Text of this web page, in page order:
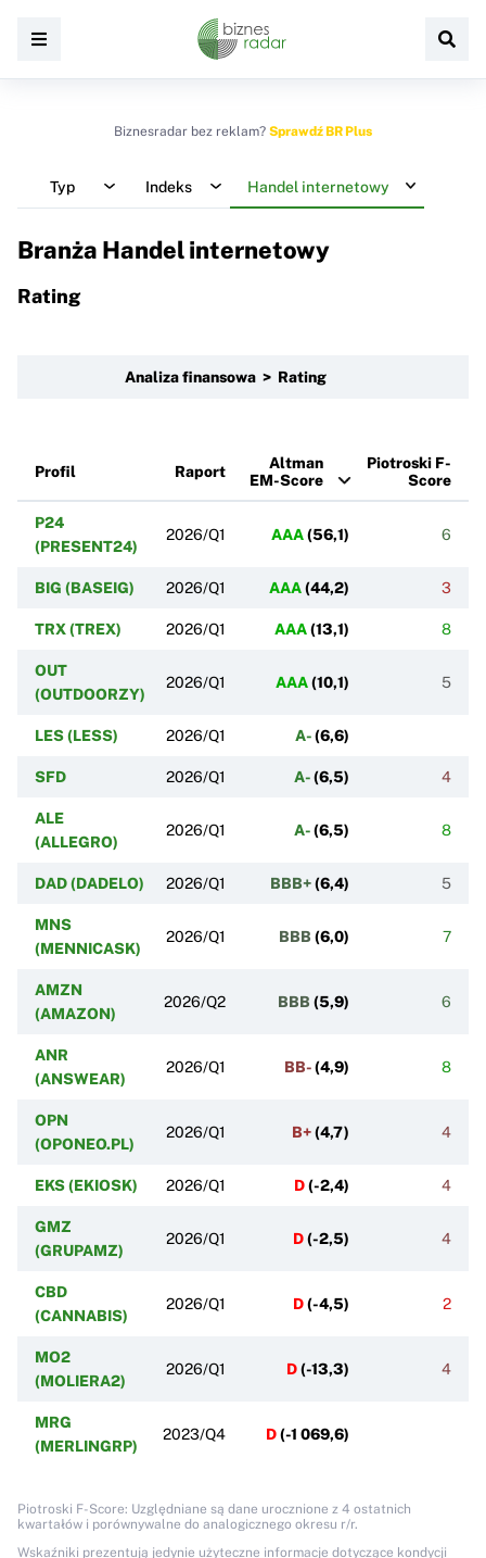
Biznesradar bez reklam? Sprawdź BR Plus
Typ Indeks Handel internetowy
Branża Handel internetowy
Rating
Analiza finansowa > Rating
Profil Raport
Altman
EM-Score
Piotroski F-
Score
P24
(PRESENT24)
2026/Q1 AAA(56,1) 6
BIG (BASEIG) 2026/Q1 AAA(44,2) 3
TRX (TREX) 2026/Q1 AAA(13,1) 8
OUT
(OUTDOORZY)
2026/Q1 AAA(10,1) 5
LES (LESS) 2026/Q1 A-(6,6)
SFD 2026/Q1 A-(6,5) 4
ALE
(ALLEGRO)
2026/Q1 A-(6,5) 8
DAD (DADELO) 2026/Q1 BBB+(6,4) 5
MNS
(MENNICASK)
2026/Q1 BBB (6,0) 7
AMZN
(AMAZON)
2026/Q2 BBB (5,9) 6
ANR
(ANSWEAR)
2026/Q1 BB-(4,9) 8
OPN
(OPONEO.PL)
2026/Q1 B+(4,7) 4
EKS (EKIOSK) 2026/Q1 D(-2,4) 4
GMZ
(GRUPAMZ)
2026/Q1 D(-2,5) 4
CBD
(CANNABIS)
2026/Q1 D(-4,5) 2
MO2
(MOLIERA2)
2026/Q1 D(-13,3) 4
MRG
(MERLINGRP)
2023/Q4 D(-1 069,6)
Piotroski F-Score: Uzględniane są dane urocznione z 4 ostatnich
kwartałów i porównywalne do analogicznego okresu r/r.
Wskaźniki prezentują jedynie użyteczne informacje dotyczące kondycji